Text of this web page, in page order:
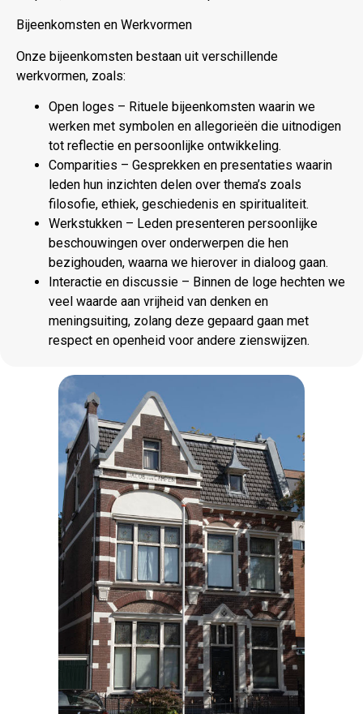
Bijeenkomsten en Werkvormen
Onze bijeenkomsten bestaan uit verschillende
werkvormen, zoals:
Open loges – Rituele bijeenkomsten waarin we
werken met symbolen en allegorieën die uitnodigen
tot reflectie en persoonlijke ontwikkeling.
Comparities – Gesprekken en presentaties waarin
leden hun inzichten delen over thema’s zoals
filosofie, ethiek, geschiedenis en spiritualiteit.
Werkstukken – Leden presenteren persoonlijke
beschouwingen over onderwerpen die hen
bezighouden, waarna we hierover in dialoog gaan.
Interactie en discussie – Binnen de loge hechten we
veel waarde aan vrijheid van denken en
meningsuiting, zolang deze gepaard gaan met
respect en openheid voor andere zienswijzen.